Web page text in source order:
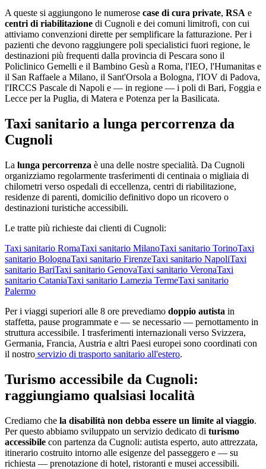
A queste si aggiungono le numerose case di cura private, RSA e
centri di riabilitazione di Cugnoli e dei comuni limitrofi, con cui
attiviamo convenzioni dirette per semplificare la fatturazione. Per i
pazienti che devono raggiungere poli specialistici fuori regione, le
destinazioni più frequenti dalla provincia di Pescara sono il
Policlinico Gemelli e il Bambino Gesù a Roma, l'IEO, l'Humanitas e
il San Raffaele a Milano, il Sant'Orsola a Bologna, l'IOV di Padova,
l'IRCCS Pascale di Napoli e — in regione — i poli di Bari, Foggia e
Lecce per la Puglia, di Matera e Potenza per la Basilicata.
Taxi sanitario a lunga percorrenza da
Cugnoli
La lunga percorrenza è una delle nostre specialità. Da Cugnoli
organizziamo regolarmente trasferimenti di centinaia o migliaia di
chilometri verso ospedali di eccellenza, centri di riabilitazione,
residenze di parenti, domicilio definitivo dopo un ricovero o
destinazioni turistiche accessibili.
Le tratte più richieste dai clienti di Cugnoli:
Taxi sanitario RomaTaxi sanitario MilanoTaxi sanitario TorinoTaxi
sanitario BolognaTaxi sanitario FirenzeTaxi sanitario NapoliTaxi
sanitario BariTaxi sanitario GenovaTaxi sanitario VeronaTaxi
sanitario CataniaTaxi sanitario Lamezia TermeTaxi sanitario
Palermo
Per i viaggi superiori alle 8 ore prevediamo doppio autista in
staffetta, pause programmate e — se necessario — pernottamento in
struttura accessibile. I trasferimenti internazionali verso Svizzera,
Germania, Francia, Austria e altri Paesi europei sono coordinati con
il nostro servizio di trasporto sanitario all'estero.
Turismo accessibile da Cugnoli:
raggiungiamo qualsiasi località
Crediamo che la disabilità non debba essere un limite al viaggio.
Per questo abbiamo sviluppato un servizio dedicato di turismo
accessibile con partenza da Cugnoli: autista esperto, auto attrezzata,
itinerario costruito intorno alle esigenze del passeggero e — su
richiesta — prenotazione di hotel, ristoranti e musei accessibili.